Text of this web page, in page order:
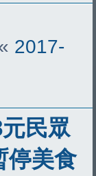
2017-
民眾
美食